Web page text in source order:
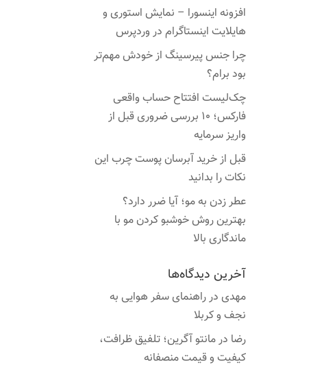
افزونه اینسورا – نمایش استوری و
هایلایت اینستاگرام در وردپرس
چرا جنس پیرسینگ از خودش مهم‌تر
بود برام؟
چک‌لیست افتتاح حساب واقعی
فارکس؛ ۱۰ بررسی ضروری قبل از
واریز سرمایه
قبل از خرید آبرسان پوست چرب این
نکات را بدانید
عطر زدن به مو؛ آیا ضرر دارد؟
بهترین روش خوشبو کردن مو با
ماندگاری بالا
آخرین دیدگاه‌ها
مهدی درراهنمای سفر هوایی به
نجف و کربلا
رضا درمانتو آگرین؛ تلفیق ظرافت،
کیفیت و قیمت منصفانه